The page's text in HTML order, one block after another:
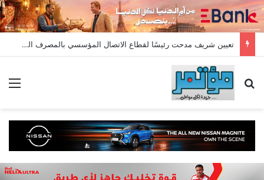
تعيين شريف مدحت رئيسًا لقطاع الاتصال المؤسسي بالمصرف المتحد بخبرة تمتد لأكثر من 18 عامًا
بحث عن